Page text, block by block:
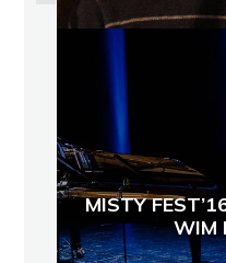
MISTY
WIM